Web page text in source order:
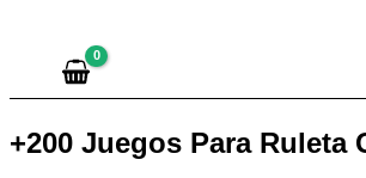
+200 Juegos Para